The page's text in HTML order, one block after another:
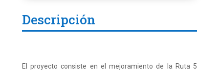
Descripción
El proyecto consiste en el mejoramiento de la Ruta 5